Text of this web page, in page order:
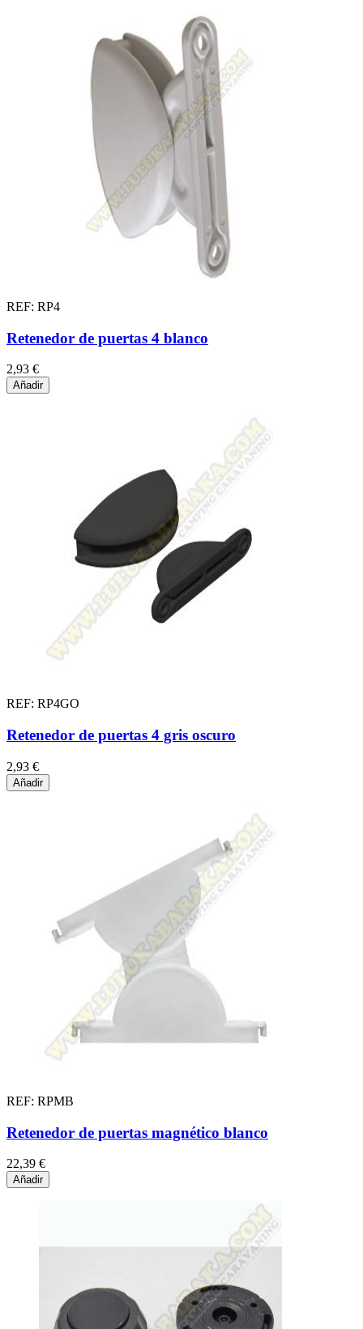
REF: RP4
Retenedor de puertas 4 blanco
2,93 €
Añadir
REF: RP4GO
Retenedor de puertas 4 gris oscuro
2,93 €
Añadir
REF: RPMB
Retenedor de puertas magnético blanco
22,39 €
Añadir